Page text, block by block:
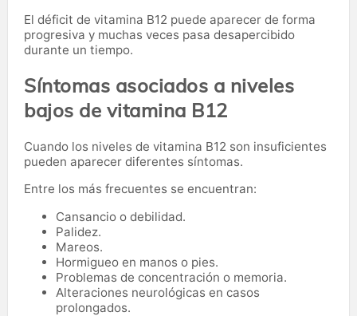
El déficit de vitamina B12 puede aparecer de forma
progresiva y muchas veces pasa desapercibido
durante un tiempo.
Síntomas asociados a niveles
bajos de vitamina B12
Cuando los niveles de vitamina B12 son insuficientes
pueden aparecer diferentes síntomas.
Entre los más frecuentes se encuentran:
Cansancio o debilidad.
Palidez.
Mareos.
Hormigueo en manos o pies.
Problemas de concentración o memoria.
Alteraciones neurológicas en casos
prolongados.